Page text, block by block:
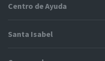
Centro de Ayuda
Problemas con tu pedido
Santa Isabel